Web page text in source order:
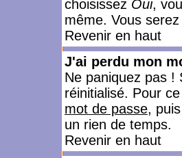
choisissez Oui,
même. Vous
Revenir en haut
J'ai perdu mon
Ne paniquez pas
réinitialisé. Pour
mot de passe,
un rien de temps.
Revenir en haut